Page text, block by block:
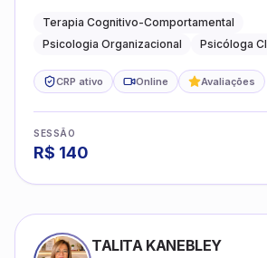
Terapia Cognitivo-Comportamental
Psicologia Organizacional
Psicóloga
CRP ativo Online Avaliações
SESSÃO
R$ 140
TALITA KANEBLEY